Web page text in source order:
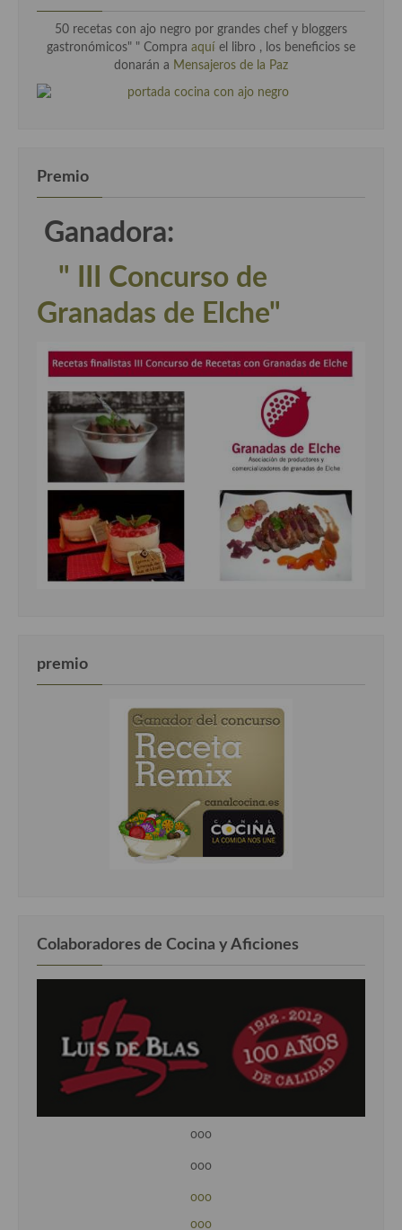
50 recetas con ajo negro por grandes chef y bloggers
gastronómicos" " Compra aquí el libro , los beneficios se
donarán a Mensajeros de la Paz
Premio
Ganadora:
" III Concurso de
Granadas de Elche"
premio
Colaboradores de Cocina y Aficiones
ooo
ooo
ooo
ooo